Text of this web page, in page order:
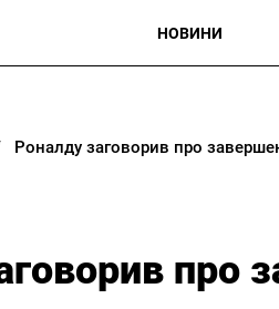
НОВИНИ
Роналду заговорив про
про